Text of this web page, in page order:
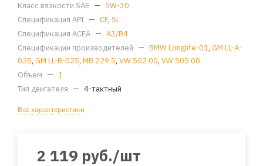
Класс вязкости SAE — 5W-30
Спецификация API — CF, SL
Спецификация ACEA — A3/B4
Спецификации производителей — BMW Longlife-01, GM LL-A-
025, GM LL-B-025, MB 229.5, VW 502 00, VW 505 00
Объем — 1
Тип двигателя — 4-тактный
Все характеристики
2 119 руб./шт